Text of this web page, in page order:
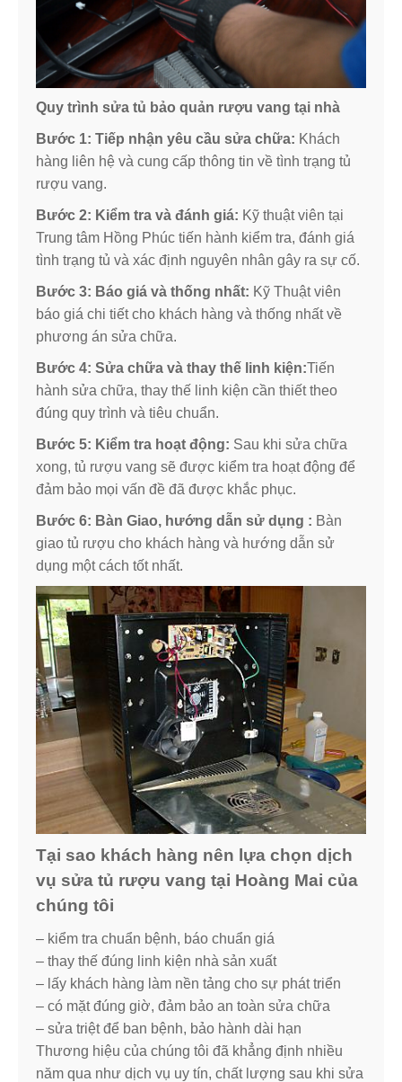
Quy trình sửa tủ bảo quản rượu vang tại nhà
Bước 1: Tiếp nhận yêu cầu sửa chữa: Khách
hàng liên hệ và cung cấp thông tin về tình trạng tủ
rượu vang.
Bước 2: Kiểm tra và đánh giá: Kỹ thuật viên tại
Trung tâm Hồng Phúc tiến hành kiểm tra, đánh giá
tình trạng tủ và xác định nguyên nhân gây ra sự cố.
Bước 3: Báo giá và thống nhất: Kỹ Thuật viên
báo giá chi tiết cho khách hàng và thống nhất về
phương án sửa chữa.
Bước 4: Sửa chữa và thay thế linh kiện:Tiến
hành sửa chữa, thay thế linh kiện cần thiết theo
đúng quy trình và tiêu chuẩn.
Bước 5: Kiểm tra hoạt động: Sau khi sửa chữa
xong, tủ rượu vang sẽ được kiểm tra hoạt động để
đảm bảo mọi vấn đề đã được khắc phục.
Bước 6: Bàn Giao, hướng dẫn sử dụng : Bàn
giao tủ rượu cho khách hàng và hướng dẫn sử
dụng một cách tốt nhất.
Tại sao khách hàng nên lựa chọn dịch
vụ sửa tủ rượu vang tại Hoàng Mai của
chúng tôi
– kiểm tra chuẩn bệnh, báo chuẩn giá
– thay thế đúng linh kiện nhà sản xuất
– lấy khách hàng làm nền tảng cho sự phát triển
– có mặt đúng giờ, đảm bảo an toàn sửa chữa
– sửa triệt để ban bệnh, bảo hành dài hạn
Thương hiệu của chúng tôi đã khẳng định nhiều
năm qua như dịch vụ uy tín, chất lượng sau khi sửa